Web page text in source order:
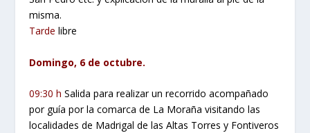
misma.
Tarde libre
Domingo, 6 de octubre.
09:30 h Salida para realizar un recorrido acompañado
por guía por la comarca de La Moraña visitando las
localidades de Madrigal de las Altas Torres y Fontiveros